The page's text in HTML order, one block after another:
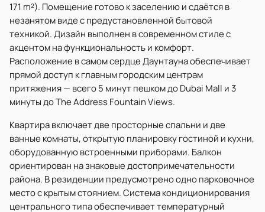
171 m²). Помещение готово к заселению и сдаётся в
незанятом виде с предустановленной бытовой
техникой. Дизайн выполнен в современном стиле с
акцентом на функциональность и комфорт.
Расположение в самом сердце Даунтауна обеспечивает
прямой доступ к главным городским центрам
притяжения — всего 5 минут пешком до Dubai Mall и 3
минуты до The Address Fountain Views.
Квартира включает две просторные спальни и две
ванные комнаты, открытую планировку гостиной и кухни,
оборудованную встроенными приборами. Балкон
ориентирован на знаковые достопримечательности
района. В резиденции предусмотрено одно парковочное
место с крытым стоянием. Система кондиционирования
центрального типа обеспечивает температурный